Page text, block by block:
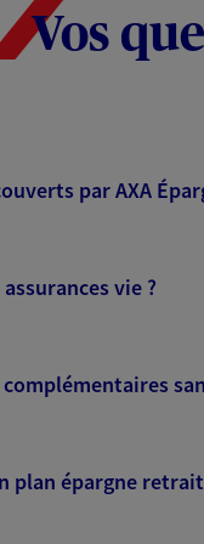
Vos
par AXA
vie ?
plan épargne